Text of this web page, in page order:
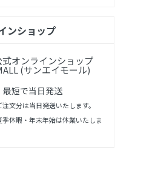
ンショップ
オンラインショップ
(サンエイモール)
最短で当日発送
文分は当日発送いたします。
休暇・年末年始は休業いたしま